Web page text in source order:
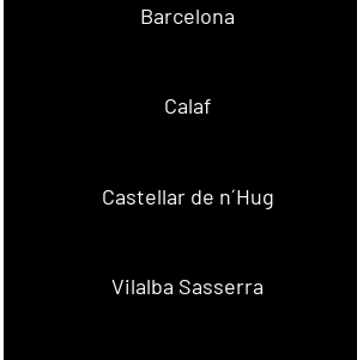
Barcelona
Calaf
Castellar de n´Hug
Vilalba Sasserra